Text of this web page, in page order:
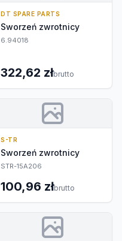
DT SPARE PARTS
Sworzeń zwrotnicy
6.94018
322,62 złbrutto
S-TR
Sworzeń zwrotnicy
STR-15A206
100,96 złbrutto